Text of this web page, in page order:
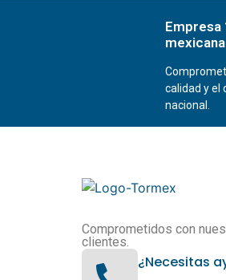
Empresa
mexicana
calidad y el
nacional.
Comprometidos con
clientes.
¿Necesitas